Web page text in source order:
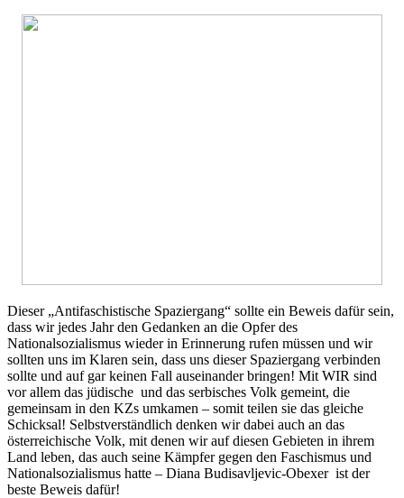
Dieser „Antifaschistische Spaziergang“ sollte ein Beweis dafür sein,
dass wir jedes Jahr den Gedanken an die Opfer des
Nationalsozialismus wieder in Erinnerung rufen müssen und wir
sollten uns im Klaren sein, dass uns dieser Spaziergang verbinden
sollte und auf gar keinen Fall auseinander bringen! Mit WIR sind
vor allem das jüdische und das serbisches Volk gemeint, die
gemeinsam in den KZs umkamen – somit teilen sie das gleiche
Schicksal! Selbstverständlich denken wir dabei auch an das
österreichische Volk, mit denen wir auf diesen Gebieten in ihrem
Land leben, das auch seine Kämpfer gegen den Faschismus und
Nationalsozialismus hatte – Diana Budisavljevic-Obexer ist der
beste Beweis dafür!